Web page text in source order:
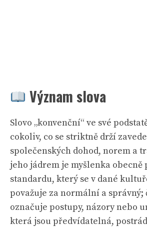
Význam slova
Slovo „konvenční“ ve své
cokoliv, co se striktně drží
společenských dohod, norem a
jeho jádrem je myšlenka
standardu, který se v dané
považuje za normální a správný;
označuje postupy, názory nebo
která jsou předvídatelná,